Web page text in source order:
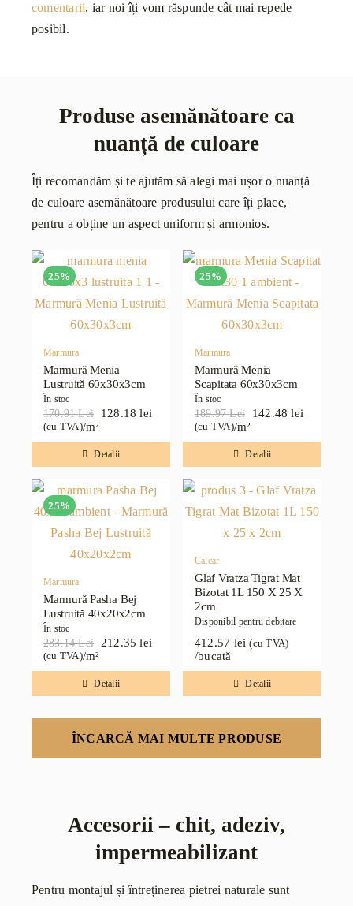
comentarii, iar noi îți vom răspunde cât mai repede
posibil.
Produse asemănătoare ca
nuanță de culoare
Îți recomandăm și te ajutăm să alegi mai ușor o nuanță
de culoare asemănătoare produsului care îți place,
pentru a obține un aspect uniform și armonios.
25%
Marmura
Marmură Menia
Lustruită 60x30x3cm
În stoc
170.91Lei
Prețul
inițial
fost:
170.91 lei.
128.18lei
Prețul
curent
128.18 lei.
(cu TVA)/m²
Detalii
25%
Marmura
Marmură Menia
Scapitata 60x30x3cm
În stoc
189.97Lei
Prețul
inițial
fost:
189.97 lei.
142.48lei
Prețul
curent
142.48 lei.
(cu TVA)/m²
Detalii
25%
Marmura
Marmură Pasha Bej
Lustruită 40x20x2cm
În stoc
283.14Lei
Prețul
inițial
fost:
212.35lei
Prețul
curent
212.35 lei.
(cu TVA)/m²
Detalii
Calcar
Glaf Vratza Tigrat Mat
Bizotat 1L 150 X 25 X
2cm
Disponibil pentru debitare
412.57 lei (cu TVA)
/bucată
Detalii
ÎNCARCĂ MAI MULTE PRODUSE
Accesorii – chit, adeziv,
impermeabilizant
Pentru montajul și întreținerea pietrei naturale sunt